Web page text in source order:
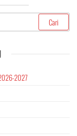
2027